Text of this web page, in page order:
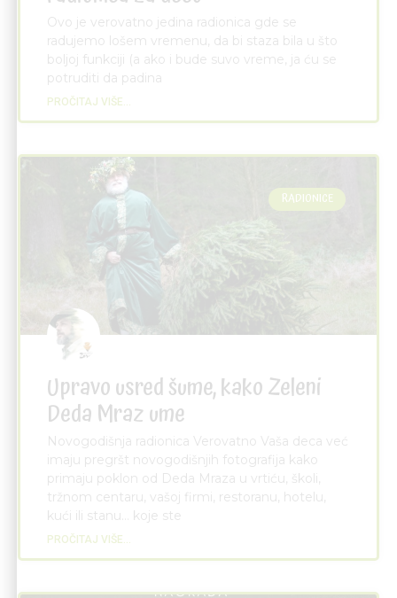
Ovo je verovatno jedina radionica gde se
radujemo lošem vremenu, da bi staza bila u što
boljoj funkciji (a ako i bude suvo vreme, ja ću se
potruditi da padina
PROČITAJ VIŠE...
RADIONICE
Upravo usred šume, kako Zeleni
Deda Mraz ume
Novogodišnja radionica Verovatno Vaša deca već
imaju pregršt novogodišnjih fotografija kako
primaju poklon od Deda Mraza u vrtiću, školi,
tržnom centaru, vašoj firmi, restoranu, hotelu,
kući ili stanu… koje ste
PROČITAJ VIŠE...